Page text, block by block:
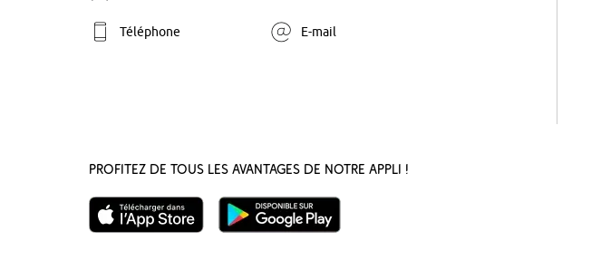
Téléphone E-mail
Profitez de tous les avantages de notre appli !